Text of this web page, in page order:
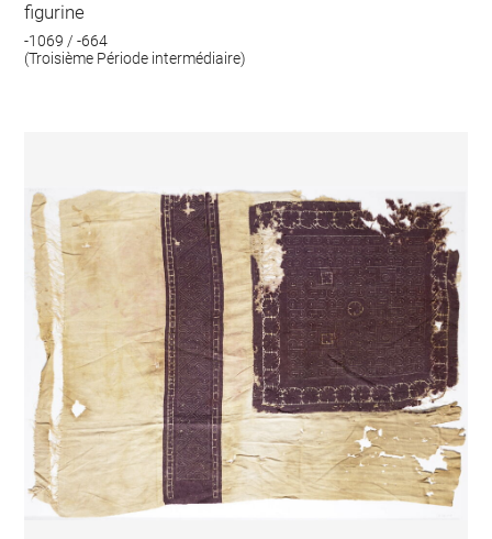
figurine
-1069 / -664
(Troisième Période intermédiaire)